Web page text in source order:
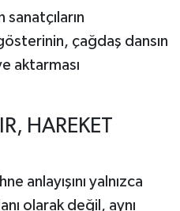
sanatçıların
çağdaş dansın
aktarması
HAREKET
anlayışını yalnızca
olarak değil, aynı